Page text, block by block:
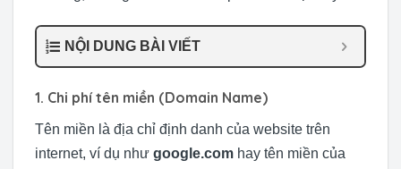
NỘI DUNG BÀI VIẾT
1. Chi phí tên miền (Domain Name)
Tên miền là địa chỉ định danh của website trên
internet, ví dụ như google.com hay tên miền của